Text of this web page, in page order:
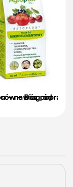
– Biogród
– nawóz